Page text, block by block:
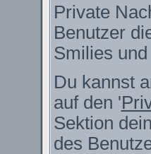
Private
Benutzer
Smilies
Du kannst
auf den '
Sektion
des